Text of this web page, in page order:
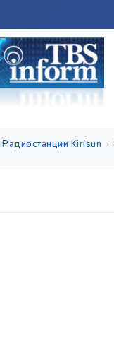
Радиостанции Kirisun